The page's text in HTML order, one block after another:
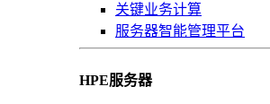
关键业务计算
服务器智能管理平台
HPE服务器